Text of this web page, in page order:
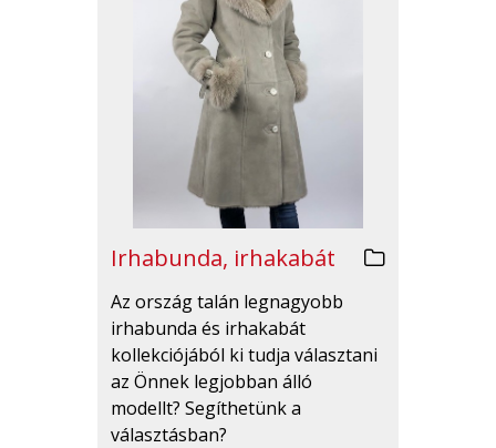
Irhabunda, irhakabát
Az ország talán legnagyobb
irhabunda és irhakabát
kollekciójából ki tudja választani
az Önnek legjobban álló
modellt? Segíthetünk a
választásban?